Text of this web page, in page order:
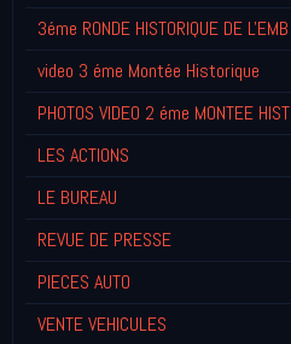
3éme RONDE HISTORIQUE DE L'EMB
video 3 éme Montée Historique
PHOTOS VIDEO 2 éme MONTEE HIST
LES ACTIONS
LE BUREAU
REVUE DE PRESSE
PIECES AUTO
VENTE VEHICULES